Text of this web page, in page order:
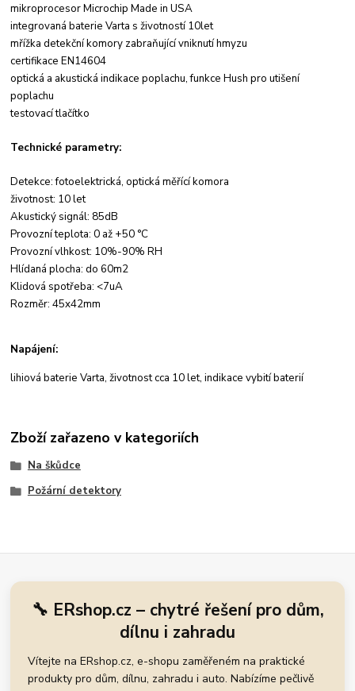
mikroprocesor Microchip Made in USA
integrovaná baterie Varta s životností 10let
mřížka detekční komory zabraňující vniknutí hmyzu
certifikace EN14604
optická a akustická indikace poplachu, funkce Hush pro utišení
poplachu
testovací tlačítko
Technické parametry:
Detekce: fotoelektrická, optická měřící komora
životnost: 10 let
Akustický signál: 85dB
Provozní teplota: 0 až +50 °C
Provozní vlhkost: 10%-90% RH
Hlídaná plocha: do 60m2
Klidová spotřeba: <7uA
Rozměr: 45x42mm
Napájení:
lihiová baterie Varta, životnost cca 10 let, indikace vybití baterií
Zboží zařazeno v kategoriích
Na škůdce
Požární detektory
🔧 ERshop.cz – chytré řešení pro dům,
dílnu i zahradu
Vítejte na ERshop.cz, e-shopu zaměřeném na praktické
produkty pro dům, dílnu, zahradu i auto. Nabízíme pečlivě